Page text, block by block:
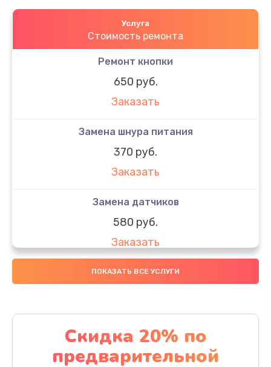
Услуга
Стоимость ремонта
Ремонт кнопки
650 руб.
Заказать
Замена шнура питания
370 руб.
Заказать
Замена датчиков
580 руб.
Заказать
Комплексная чистка
Заказать
Замена дисплея (экрана)
2000 руб.
ПОКАЗАТЬ ВСЕ УСЛУГИ
Скидка 20% по
предварительной